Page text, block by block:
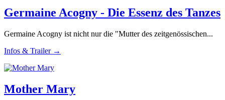
Germaine Acogny - Die Essenz des Tanzes
Germaine Acogny ist nicht nur die "Mutter des zeitgenössischen...
Infos & Trailer →
Mother Mary